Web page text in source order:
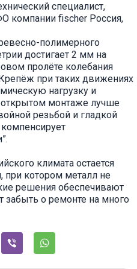
специалист,
компании fischer Россия,
полимерного
достигает 2 мм на
пролёте колебания
при таких движениях
нагрузку и
монтаже лучше
резьбой и гладкой
климата остается
при котором металл не
решения обеспечивают
забыть о ремонте на много